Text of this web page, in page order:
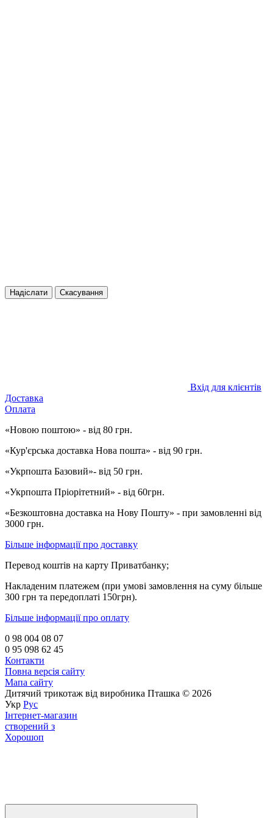
Надіслати Скасування
Вхід для клієнтів
Доставка
Оплата
«Новою поштою» - від 80 грн.
«Кур'єрська доставка Нова пошта» - від 90 грн.
«Укрпошта Базовий»- від 50 грн.
«Укрпошта Пріорітетний» - від 60грн.
«Безкоштовна доставка на Нову Пошту» - при замовленні від
3000 грн.
Більше інформації про доставку
Перевод коштів на карту Приватбанку;
Накладеним платежем (при умові замовлення на суму більше
300 грн та передоплаті 150грн).
Більше інформації про оплату
0 98 004 08 07
0 95 098 62 45
Контакти
Повна версія сайту
Мапа сайту
Дитячий трикотаж від виробника Пташка © 2026
Укр Рус
Інтернет-магазин
створений з
Хорошоп